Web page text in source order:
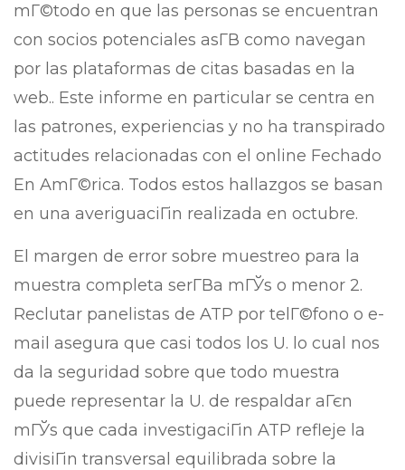
mГ©todo en que las personas se encuentran
con socios potenciales asГ­В­ como navegan
por las plataformas de citas basadas en la
web.. Este informe en particular se centra en
las patrones, experiencias y no ha transpirado
actitudes relacionadas con el online Fechado
En AmГ©rica. Todos estos hallazgos se basan
en una averiguaciГіn realizada en octubre.
El margen de error sobre muestreo para la
muestra completa serГ­В­a mГЎs o menor 2.
Reclutar panelistas de ATP por telГ©fono o e-
mail asegura que casi todos los U. lo cual nos
da la seguridad sobre que todo muestra
puede representar la U. de respaldar aГєn
mГЎs que cada investigaciГіn ATP refleje la
divisiГіn transversal equilibrada sobre la